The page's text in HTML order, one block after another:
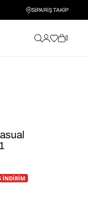
SİPARİŞ TAKİP
0
İNDİRİM